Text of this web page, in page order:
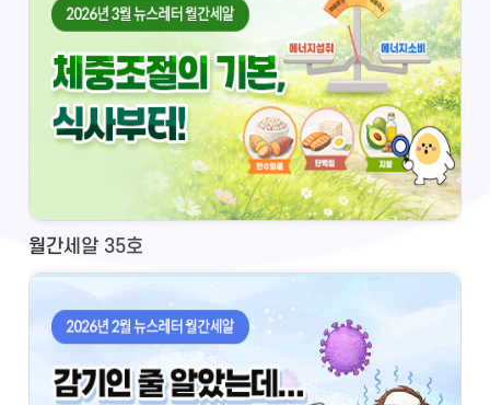
월간세알 35호